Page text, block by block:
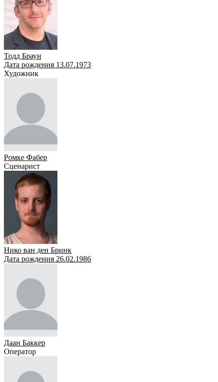
Тодд Браун
Дата рождения 13.07.1973
Художник
Ромке Фабер
Сценарист
Нико ван ден Бринк
Дата рождения 26.02.1986
Даан Баккер
Оператор